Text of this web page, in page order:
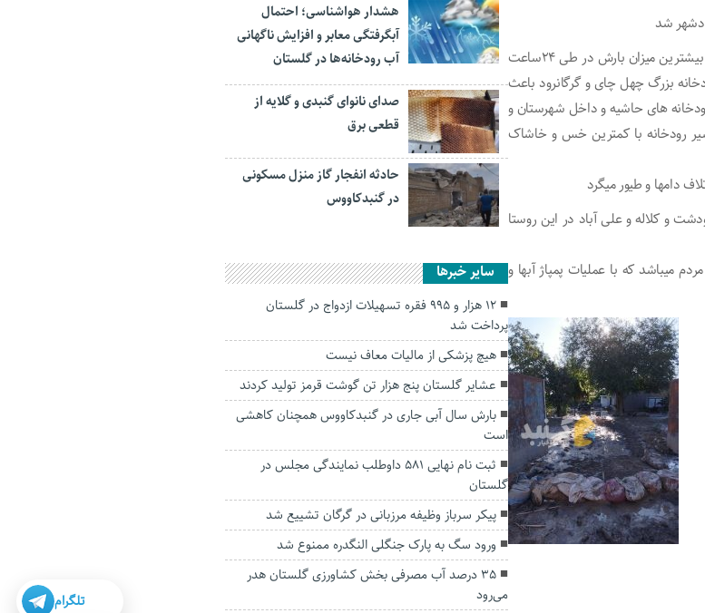
به گزارش خبرنگار پایگاه اخبار گنبد شرق استان و بویژه شهرستانهای گنبد و آزادشهر بیشترین میزان بارش در طی ۲۴ساعت
بزرگ چهل چای و گرگانرود باعث
های حاشیه و داخل شهرستان و
رودخانه با کمترین خس و خاشاک
دامها و طیور میگرد
و کلاله و علی آباد در این روستا
میباشد که با عملیات پمپاژ آبها و
هشدار هواشناسی؛ احتمال
آبگرفتگی معابر و افزایش ناگهانی
آب رودخانه‌ها در گلستان
صدای نانوای گنبدی و گلایه از
قطعی برق
حادثه انفجار گاز منزل مسکونی
در گنبدکاووس
سایر خبرها
۱۲ هزار و ۹۹۵ فقره تسهیلات ازدواج در گلستان
پرداخت شد
هیچ پزشکی از مالیات معاف نیست
عشایر گلستان پنج هزار تن گوشت قرمز تولید کردند
بارش‌ سال آبی جاری در گنبدکاووس همچنان کاهشی
است
ثبت نام نهایی ۵۸۱ داوطلب نمایندگی مجلس در
گلستان
پیکر سرباز وظیفه مرزبانی در گرگان تشییع شد
ورود سگ به پارک جنگلی النگدره ممنوع شد
۳۵ درصد آب مصرفی بخش کشاورزی گلستان هدر
می‌رود
تلگرام